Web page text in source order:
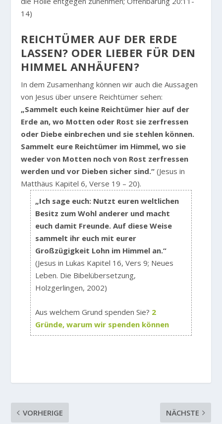
14)
REICHTÜMER AUF DER ERDE
LASSEN? ODER LIEBER FÜR DEN
HIMMEL ANHÄUFEN?
In dem Zusamenhang können wir auch die Aussagen
von Jesus über unsere Reichtümer sehen:
„Sammelt euch keine Reichtümer hier auf der
Erde an, wo Motten oder Rost sie zerfressen
oder Diebe einbrechen und sie stehlen können.
Sammelt eure Reichtümer im Himmel, wo sie
weder von Motten noch von Rost zerfressen
werden und vor Dieben sicher sind.“ (Jesus in
Matthäus Kapitel 6, Verse 19 – 20).
„Ich sage euch: Nutzt euren weltlichen
Besitz zum Wohl anderer und macht
euch damit Freunde. Auf diese Weise
sammelt ihr euch mit eurer
Großzügigkeit Lohn im Himmel an.“
(Jesus in Lukas Kapitel 16, Vers 9; Neues
Leben. Die Bibelübersetzung,
Holzgerlingen, 2002)
Aus welchem Grund spenden Sie? 2
Gründe, warum wir spenden können
VORHERIGE NÄCHSTE